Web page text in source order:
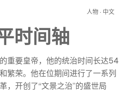
人物 · 中文
时间轴
重要皇帝，他的统治时间长达54
繁荣。他在位期间进行了一系列
，开创了“文景之治”的盛世局